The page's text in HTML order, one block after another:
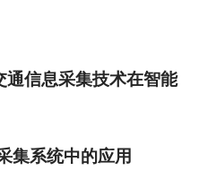
通信息采集技术在智能
系统中的应用